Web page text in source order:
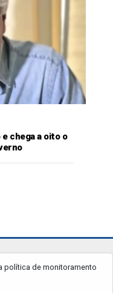
e chega a oito o
política de monitoramento